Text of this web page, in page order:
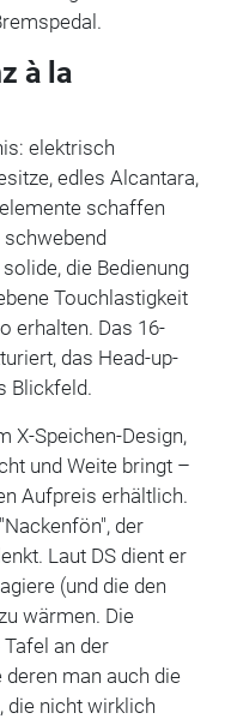
à la
elektrisch
edles Alcantara,
schaffen
die Bedienung
Touchlastigkeit
erhalten. Das 16-
das Head-up-
Blickfeld.
X-Speichen-Design,
und Weite bringt –
Aufpreis erhältlich.
der
Laut DS dient er
(und die den
wärmen. Die
an der
man auch die
die nicht wirklich